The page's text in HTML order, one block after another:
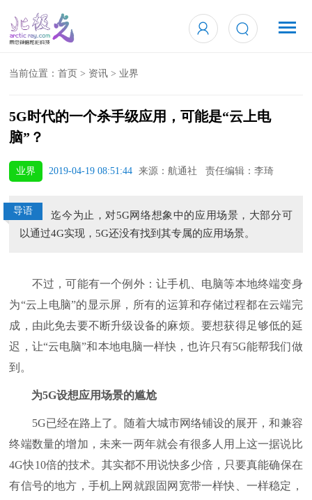
当前位置：首页 > 资讯 > 业界
5G时代的一个杀手级应用，可能是“云上电
脑”？
业界 2019-04-19 08:51:44 来源：航通社 责任编辑：李琦
导语
迄今为止，对5G网络想象中的应用场景，大部分可
以通过4G实现，5G还没有找到其专属的应用场景。
不过，可能有一个例外：让手机、电脑等本地终端变身
为“云上电脑”的显示屏，所有的运算和存储过程都在云端完
成，由此免去要不断升级设备的麻烦。要想获得足够低的延
迟，让“云电脑”和本地电脑一样快，也许只有5G能帮我们做
到。
为5G设想应用场景的尴尬
5G已经在路上了。随着大城市网络铺设的展开，和兼容
终端数量的增加，未来一两年就会有很多人用上这一据说比
4G快10倍的技术。其实都不用说快多少倍，只要真能确保在
有信号的地方，手机上网就跟固网宽带一样快、一样稳定，